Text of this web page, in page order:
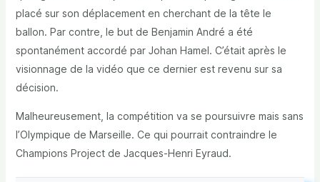
placé sur son déplacement en cherchant de la tête le
ballon. Par contre, le but de Benjamin André a été
spontanément accordé par Johan Hamel. C’était après le
visionnage de la vidéo que ce dernier est revenu sur sa
décision.
Malheureusement, la compétition va se poursuivre mais sans
l’Olympique de Marseille. Ce qui pourrait contraindre le
Champions Project de Jacques-Henri Eyraud.